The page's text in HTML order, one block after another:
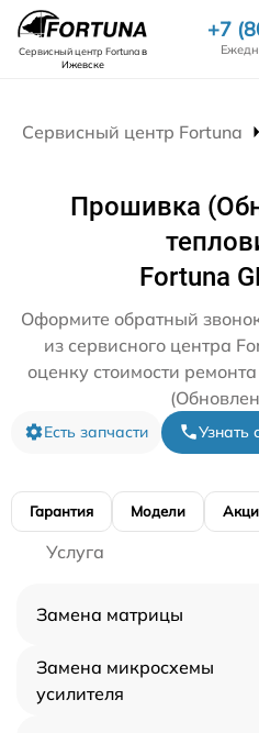
Сервисный центр Fortunaв
Ижевске
+7
Сервисный центр Fortuna
Прошивка
Fortuna
Оформите обратный
из сервисного центра
оценку стоимости
Есть запчасти Узнать
Гарантия Модели
Услуга
Замена матрицы
Замена микросхемы
усилителя